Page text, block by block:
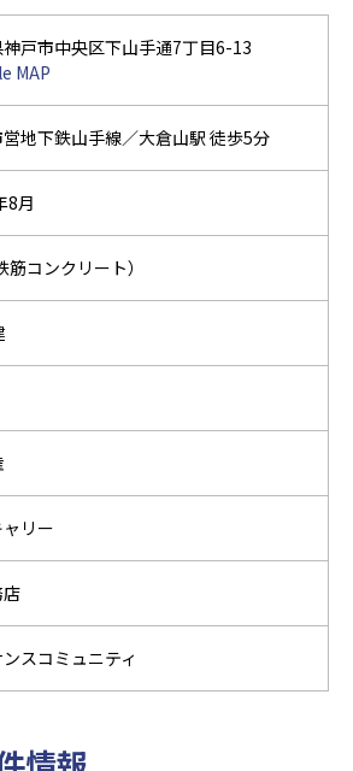
戸市中央区下山手通7丁目6-13
MAP
地下鉄山手線／大倉山駅 徒歩5分
8月
筋コンクリート）
リー
スコミュニティ